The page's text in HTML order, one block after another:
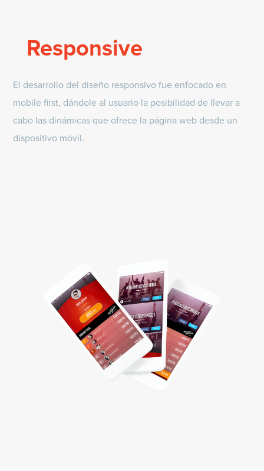
Responsive
El desarrollo del diseño responsivo fue enfocado en
mobile first, dándole al usuario la posibilidad de llevar a
cabo las dinámicas que ofrece la página web desde un
dispositivo móvil.